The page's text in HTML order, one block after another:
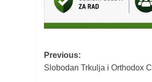
Post
navigation
Previous:
Slobodan Trkulja i Orthodox